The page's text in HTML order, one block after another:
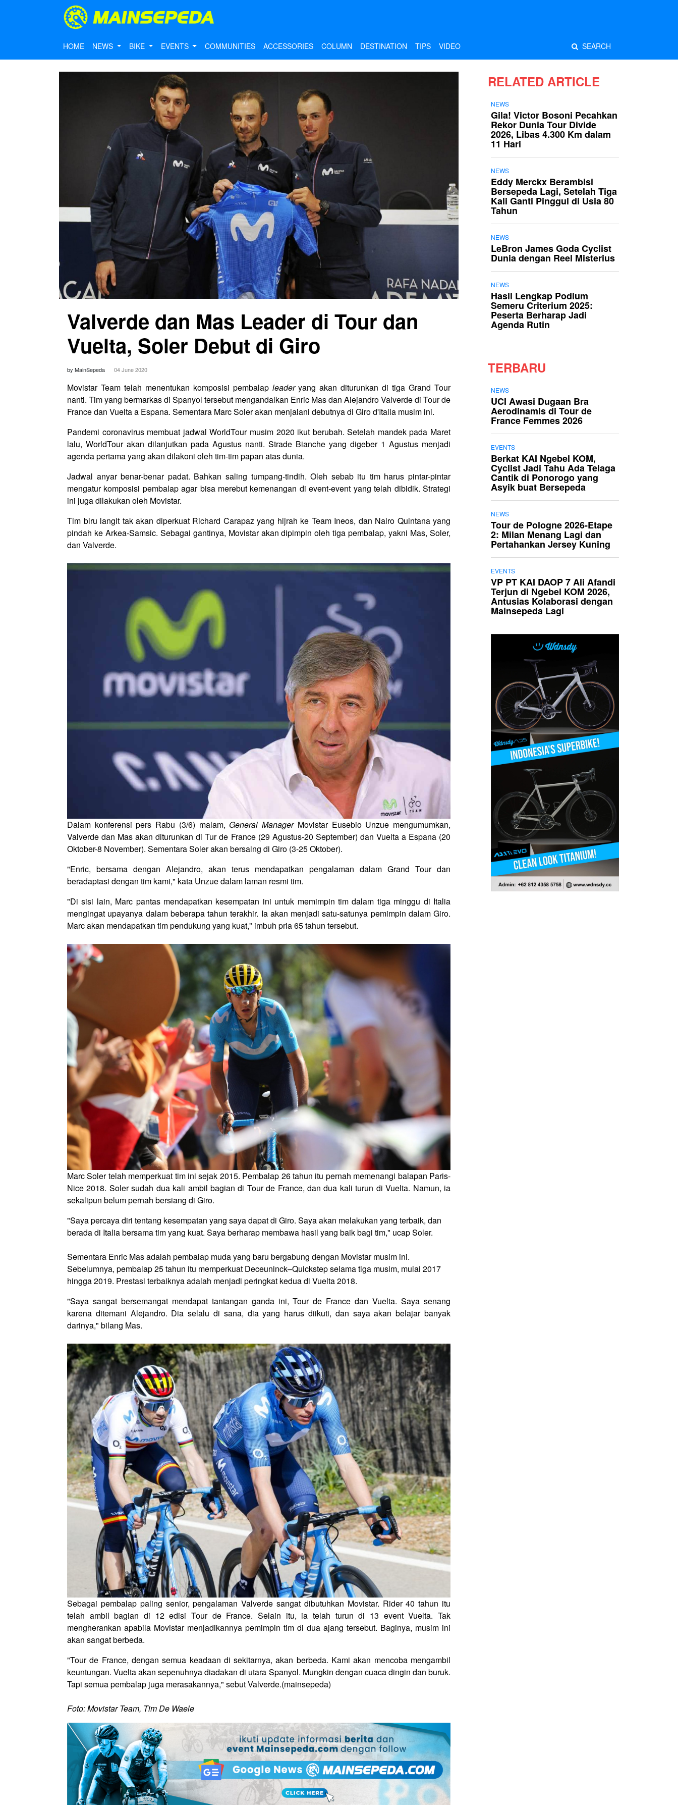
HOME NEWS BIKE EVENTS COMMUNITIES ACCESSORIES COLUMN DESTINATION TIPS VIDEO SEARCH
Valverde dan Mas Leader di Tour dan
Vuelta, Soler Debut di Giro
by MainSepeda 04 June 2020
Movistar Team telah menentukan komposisi pembalap leaderyang akan diturunkan di tiga Grand Tour
nanti. Tim yang bermarkas di Spanyol tersebut mengandalkan Enric Mas dan Alejandro Valverde di Tour de
France dan Vuelta a Espana. Sementara Marc Soler akan menjalani debutnya di Giro d'Italia musim ini.
Pandemi coronavirus membuat jadwal WorldTour musim 2020 ikut berubah. Setelah mandek pada Maret
lalu, WorldTour akan dilanjutkan pada Agustus nanti. Strade Bianche yang digeber 1 Agustus menjadi
agenda pertama yang akan dilakoni oleh tim-tim papan atas dunia.
Jadwal anyar benar-benar padat. Bahkan saling tumpang-tindih. Oleh sebab itu tim harus pintar-pintar
mengatur komposisi pembalap agar bisa merebut kemenangan di event-event yang telah dibidik. Strategi
ini juga dilakukan oleh Movistar.
Tim biru langit tak akan diperkuat Richard Carapaz yang hijrah ke Team Ineos, dan Nairo Quintana yang
pindah ke Arkea-Samsic. Sebagai gantinya, Movistar akan dipimpin oleh tiga pembalap, yakni Mas, Soler,
dan Valverde.
Dalam konferensi pers Rabu (3/6) malam, General ManagerMovistar Eusebio Unzue mengumumkan,
Valverde dan Mas akan diturunkan di Tur de France (29 Agustus-20 September) dan Vuelta a Espana (20
Oktober-8 November). Sementara Soler akan bersaing di Giro (3-25 Oktober).
"Enric, bersama dengan Alejandro, akan terus mendapatkan pengalaman dalam Grand Tour dan
beradaptasi dengan tim kami," kata Unzue dalam laman resmi tim.
"Di sisi lain, Marc pantas mendapatkan kesempatan ini untuk memimpin tim dalam tiga minggu di Italia
mengingat upayanya dalam beberapa tahun terakhir. Ia akan menjadi satu-satunya pemimpin dalam Giro.
Marc akan mendapatkan tim pendukung yang kuat," imbuh pria 65 tahun tersebut.
Marc Soler telah memperkuat tim ini sejak 2015. Pembalap 26 tahun itu pernah memenangi balapan Paris-
Nice 2018. Soler sudah dua kali ambil bagian di Tour de France, dan dua kali turun di Vuelta. Namun, ia
sekalipun belum pernah bersiang di Giro.
"Saya percaya diri tentang kesempatan yang saya dapat di Giro. Saya akan melakukan yang terbaik, dan
berada di Italia bersama tim yang kuat. Saya berharap membawa hasil yang baik bagi tim," ucap Soler.
Sementara Enric Mas adalah pembalap muda yang baru bergabung dengan Movistar musim ini.
Sebelumnya, pembalap 25 tahun itu memperkuat Deceuninck–Quickstep selama tiga musim, mulai 2017
hingga 2019. Prestasi terbaiknya adalah menjadi peringkat kedua di Vuelta 2018.
"Saya sangat bersemangat mendapat tantangan ganda ini, Tour de France dan Vuelta. Saya senang
karena ditemani Alejandro. Dia selalu di sana, dia yang harus diikuti, dan saya akan belajar banyak
darinya," bilang Mas.
Sebagai pembalap paling senior, pengalaman Valverde sangat dibutuhkan Movistar. Rider 40 tahun itu
telah ambil bagian di 12 edisi Tour de France. Selain itu, ia telah turun di 13 event Vuelta. Tak
mengherankan apabila Movistar menjadikannya pemimpin tim di dua ajang tersebut. Baginya, musim ini
akan sangat berbeda.
"Tour de France, dengan semua keadaan di sekitarnya, akan berbeda. Kami akan mencoba mengambil
keuntungan. Vuelta akan sepenuhnya diadakan di utara Spanyol. Mungkin dengan cuaca dingin dan buruk.
Tapi semua pembalap juga merasakannya," sebut Valverde.(mainsepeda)
Foto: Movistar Team, Tim De Waele
RELATED ARTICLE
NEWS
Gila! Victor Bosoni Pecahkan
Rekor Dunia Tour Divide
2026, Libas 4.300 Km dalam
11 Hari
NEWS
Eddy Merckx Berambisi
Bersepeda Lagi, Setelah Tiga
Kali Ganti Pinggul di Usia 80
Tahun
NEWS
LeBron James Goda Cyclist
Dunia dengan Reel Misterius
NEWS
Hasil Lengkap Podium
Semeru Criterium 2025:
Peserta Berharap Jadi
Agenda Rutin
TERBARU
NEWS
UCI Awasi Dugaan Bra
Aerodinamis di Tour de
France Femmes 2026
EVENTS
Berkat KAI Ngebel KOM,
Cyclist Jadi Tahu Ada Telaga
Cantik di Ponorogo yang
Asyik buat Bersepeda
NEWS
Tour de Pologne 2026-Etape
2: Milan Menang Lagi dan
Pertahankan Jersey Kuning
EVENTS
VP PT KAI DAOP 7 Ali Afandi
Terjun di Ngebel KOM 2026,
Antusias Kolaborasi dengan
Mainsepeda Lagi